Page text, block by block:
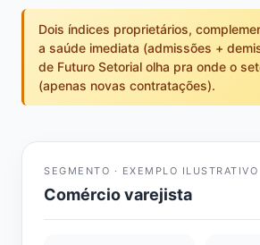
Dois índices proprietários,
a saúde imediata (admissões +
de Futuro Setorial olha pra onde o
(apenas novas contratações).
SEGMENTO · EXEMPLO ILUSTRATIVO
Comércio varejista